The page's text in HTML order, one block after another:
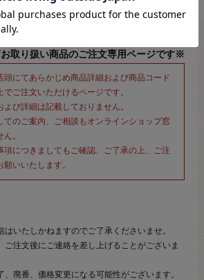
取り扱い商品のご注文専用ページです※
頭にてあらかじめ商品詳細および商品コード
ご注文いただけるページです。
び詳細は記載しておりません。
てのご案内、ご相談もオンラインショップ窓
。
項につきましてもご確認、ご了承の上、ご注
いいたします。
はいたしかねますのでご了承くださいませ。
ご注文後にご連絡を差し上げることがございま
、廃番、価格変更になる可能性がございます。